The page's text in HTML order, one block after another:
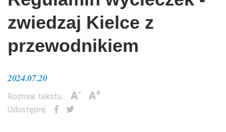
zwiedzaj Kielce z
przewodnikiem
2024.07.20
Rozmiar tekstu: A- A+
Udostępnij: